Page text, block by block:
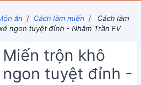
ăn / Cách làm miến /
Cách làm
ngon tuyệt đỉnh - Nhâm Trần FV
trộn khô
tuyệt đỉnh -